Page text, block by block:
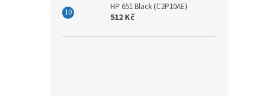
HP 651 Black (C2P10AE)
512 Kč